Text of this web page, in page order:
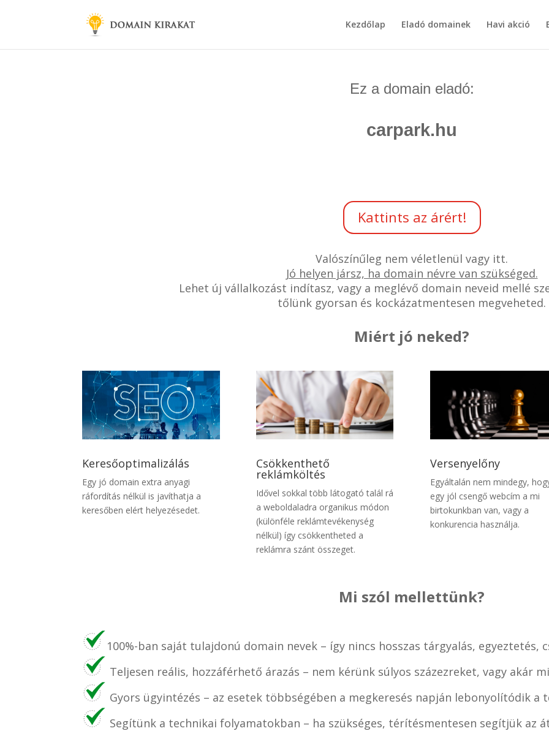
Kezdőlap Eladó domainek Havi akció
Ez a domain eladó:
carpark.hu
Kattints az árért!
Valószínűleg nem véletlenül vagy itt.
Jó helyen jársz, ha domain névre van szükséged.
Lehet új vállalkozást indítasz, vagy a meglévő domain neveid mellé
tőlünk gyorsan és kockázatmentesen megveheted.
Miért jó neked?
Keresőoptimalizálás
Egy jó domain extra anyagi
ráfordítás nélkül is javíthatja a
keresőben elért helyezésedet.
Csökkenthető
reklámköltés
Idővel sokkal több látogató talál rá
a weboldaladra organikus módon
(különféle reklámtevékenység
nélkül) így csökkentheted a
reklámra szánt összeget.
Versenyelőny
Egyáltalán nem mindegy,
egy jól csengő webcím a mi
birtokunkban van, vagy a
konkurencia használja.
Mi szól mellettünk?
100%-ban saját tulajdonú domain nevek – így nincs hosszas tárgyalás, egyeztetés,
Teljesen reális, hozzáférhető árazás – nem kérünk súlyos százezreket, vagy akár
Gyors ügyintézés – az esetek többségében a megkeresés napján lebonyolítódik a
Segítünk a technikai folyamatokban – ha szükséges, térítésmentesen segítjük az